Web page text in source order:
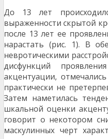
До 13 лет
выраженности скрытой
после 13 лет ее
нарастать (рис. 1). В
невротическими
дисфункций
акцентуации,
практически не
Затем наметилась
шкальной оценки
говорит о некото­ром
маскулинных черт